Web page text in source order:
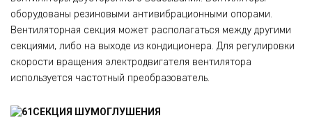
оборудованы резиновыми антивибрационными опорами.
Вентиляторная секция может располагаться между другими
секциями, либо на выходе из кондиционера. Для регулировки
скорости вращения электродвигателя вентилятора
используется частотный преобразователь.
СЕКЦИЯ ШУМОГЛУШЕНИЯ